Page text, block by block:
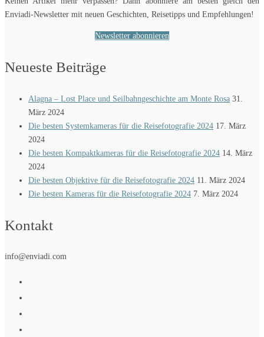
Enviadi-Newsletter mit neuen Geschichten, Reisetipps und Empfehlungen!
Newsletter abonnieren
Neueste Beiträge
Alagna – Lost Place und Seilbahngeschichte am Monte Rosa 31.
März 2024
Die besten Systemkameras für die Reisefotografie 2024 17. März
2024
Die besten Kompaktkameras für die Reisefotografie 2024 14. März
2024
Die besten Objektive für die Reisefotografie 2024 11. März 2024
Die besten Kameras für die Reisefotografie 2024 7. März 2024
Kontakt
info@enviadi.com